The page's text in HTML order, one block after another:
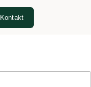
Kontakt